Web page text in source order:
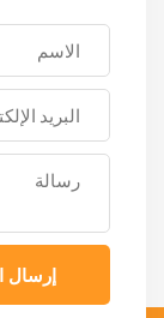
إرسال